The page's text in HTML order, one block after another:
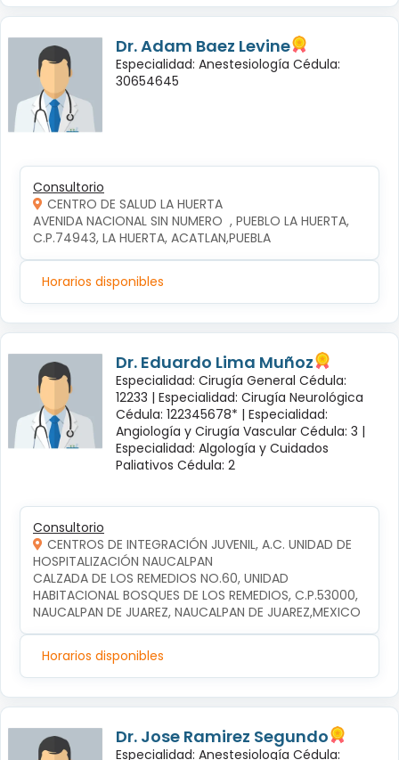
Dr. Adam Baez Levine
Especialidad: Anestesiología Cédula:
30654645
Consultorio
CENTRO DE SALUD LA HUERTA
AVENIDA NACIONAL SIN NUMERO  , PUEBLO LA HUERTA,
C.P.74943, LA HUERTA, ACATLAN,PUEBLA
Horarios disponibles
Dr. Eduardo Lima Muñoz
Especialidad: Cirugía General Cédula:
12233 | Especialidad: Cirugía Neurológica
Cédula: 122345678* | Especialidad:
Angiología y Cirugía Vascular Cédula: 3 |
Especialidad: Algología y Cuidados
Paliativos Cédula: 2
Consultorio
CENTROS DE INTEGRACIÓN JUVENIL, A.C. UNIDAD DE
HOSPITALIZACIÓN NAUCALPAN
CALZADA DE LOS REMEDIOS NO.60, UNIDAD
HABITACIONAL BOSQUES DE LOS REMEDIOS, C.P.53000,
NAUCALPAN DE JUAREZ, NAUCALPAN DE JUAREZ,MEXICO
Horarios disponibles
Dr. Jose Ramirez Segundo
Especialidad: Anestesiología Cédula: